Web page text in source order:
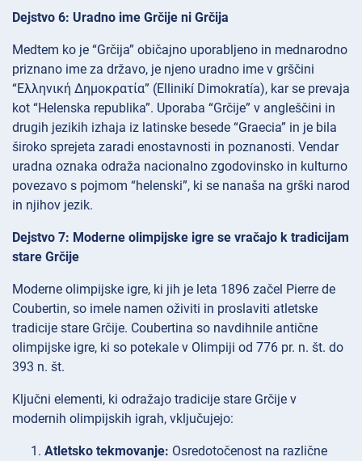
Dejstvo 6: Uradno ime Grčije ni Grčija
Medtem ko je “Grčija” običajno uporabljeno in mednarodno
priznano ime za državo, je njeno uradno ime v grščini
“Ελληνική Δημοκρατία” (Ellinikí Dimokratía), kar se prevaja
kot “Helenska republika”. Uporaba “Grčije” v angleščini in
drugih jezikih izhaja iz latinske besede “Graecia” in je bila
široko sprejeta zaradi enostavnosti in poznanosti. Vendar
uradna oznaka odraža nacionalno zgodovinsko in kulturno
povezavo s pojmom “helenski”, ki se nanaša na grški narod
in njihov jezik.
Dejstvo 7: Moderne olimpijske igre se vračajo k tradicijam
stare Grčije
Moderne olimpijske igre, ki jih je leta 1896 začel Pierre de
Coubertin, so imele namen oživiti in proslaviti atletske
tradicije stare Grčije. Coubertina so navdihnile antične
olimpijske igre, ki so potekale v Olimpiji od 776 pr. n. št. do
393 n. št.
Ključni elementi, ki odražajo tradicije stare Grčije v
modernih olimpijskih igrah, vključujejo:
Atletsko tekmovanje: Osredotočenost na različne